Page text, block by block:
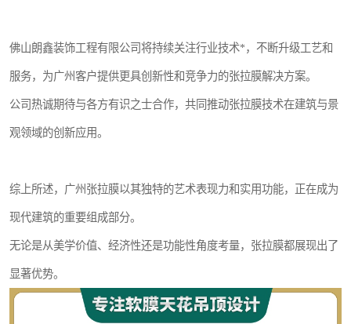
佛山朗鑫装饰工程有限公司将持续关注行业技术*，不断升级工艺和
服务，为广州客户提供更具创新性和竞争力的张拉膜解决方案。
公司热诚期待与各方有识之士合作，共同推动张拉膜技术在建筑与景
观领域的创新应用。
综上所述，广州张拉膜以其独特的艺术表现力和实用功能，正在成为
现代建筑的重要组成部分。
无论是从美学价值、经济性还是功能性角度考量，张拉膜都展现出了
显著优势。